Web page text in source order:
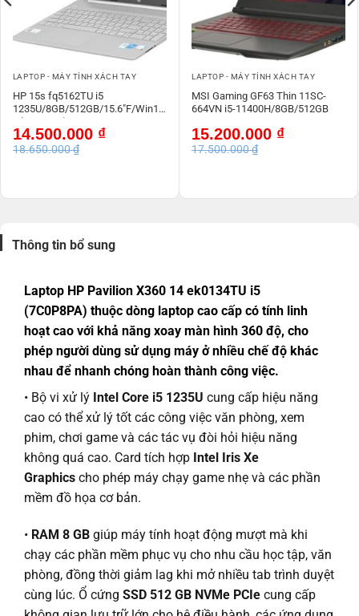
LAPTOP - MÁY TÍNH XÁCH TAY
HP 15s fq5162TU i5
1235U/8GB/512GB/15.6″F/Win11
/ (7C134PA)/Bạc
18.650.000₫
Giá
gốc
là:
14.500.000 ₫
Giá
hiện
tại
LAPTOP - MÁY TÍNH XÁCH TAY
MSI Gaming GF63 Thin 11SC-
664VN i5-11400H/8GB/512GB
17.500.000₫
Giá
gốc
là:
15.200.000 ₫
Giá
hiện
tại
Thông tin bổ sung
Laptop HP Pavilion X360 14 ek0134TU i5
(7C0P8PA) thuộc dòng laptop cao cấp có tính linh
hoạt cao với khả năng xoay màn hình 360 độ, cho
phép người dùng sử dụng máy ở nhiều chế độ khác
nhau để nhanh chóng hoàn thành công việc.
• Bộ vi xử lý Intel Core i5 1235U cung cấp hiệu năng
cao có thể xử lý tốt các công việc văn phòng, xem
phim, chơi game và các tác vụ đòi hỏi hiệu năng
không quá cao. Card tích hợp Intel Iris Xe
Graphics cho phép máy chạy game nhẹ và các phần
mềm đồ họa cơ bản.
• RAM 8 GB giúp máy tính hoạt động mượt mà khi
chạy các phần mềm phục vụ cho nhu cầu học tập, văn
phòng, đồng thời giảm lag khi mở nhiều tab trình duyệt
cùng lúc. Ổ cứng SSD 512 GB NVMe PCIe cung cấp